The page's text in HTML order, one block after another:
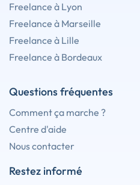
Freelance à Lyon
Freelance à Marseille
Freelance à Lille
Freelance à Bordeaux
Questions fréquentes
Comment ça marche ?
Centre d'aide
Nous contacter
Restez informé